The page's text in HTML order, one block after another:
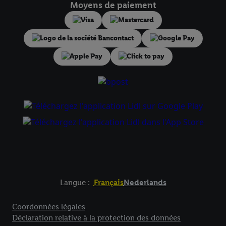
Moyens de paiement
Langue : FrançaisNederlands
Coordonnées légales
Déclaration relative à la protection des données
pour l’avenir dans notredéclaration relative à la protection des
Vous trouverez les impressions ici.